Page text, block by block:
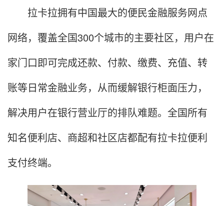
拉卡拉拥有中国最大的便民金融服务网点
网络，覆盖全国300个城市的主要社区，用户在
家门口即可完成还款、付款、缴费、充值、转
账等日常金融业务，从而缓解银行柜面压力，
解决用户在银行营业厅的排队难题。全国所有
知名便利店、商超和社区店都配有拉卡拉便利
支付终端。